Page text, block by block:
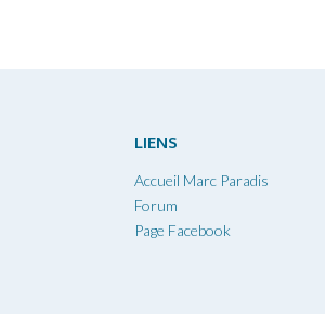
LIENS
Accueil Marc Paradis
Forum
Page Facebook